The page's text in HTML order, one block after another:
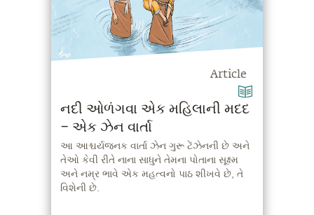
Article
નદી ઓળંગવા એક મહિલાની મદદ
– એક ઝેન વાર્તા
આ આશ્ચર્યજનક વાર્તા ઝેન ગુરૂ ટેંઝેનની છે અને
તેઓ કેવી રીતે નાના સાધુને તેમના પોતાના સૂક્ષ્મ
અને નમ્ર ભાવે એક મહત્વનો પાઠ શીખવે છે, તે
વિશેની છે.